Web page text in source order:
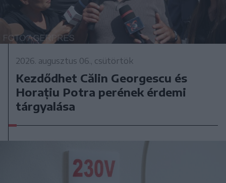
2026. augusztus 06., csütörtök
Kezdődhet Călin Georgescu és
Horațiu Potra perének érdemi
tárgyalása